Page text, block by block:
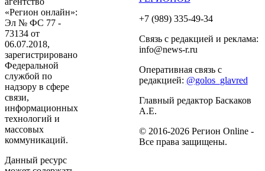
«Регион онлайн»:
Эл № ФС 77 -
73134 от
06.07.2018,
зарегистрировано
Федеральной
службой по
надзору в сфере
связи,
информационных
технологий и
массовых
коммуникаций.
Данный ресурс
+7 (989) 335-49-34
Связь с редакцией и реклама:
info@news-r.ru
Оперативная связь с
редакцией: @golos_glavred
Главный редактор Баскаков
А.Е.
© 2016-2026 Регион Online -
Все права защищены.